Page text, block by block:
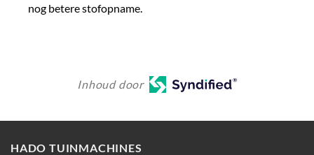
nog betere stofopname.
Inhoud door
HADO TUINMACHINES